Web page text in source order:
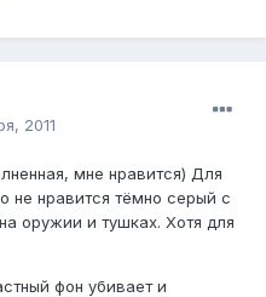
2011
мне нравится) Для
не нравится тёмно серый с
оружии и тушках. Хотя для
фон убивает и